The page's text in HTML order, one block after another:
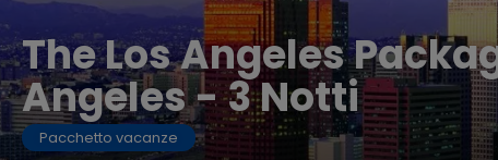
The Los Angeles
Angeles - 3 Notti
Pacchetto vacanze